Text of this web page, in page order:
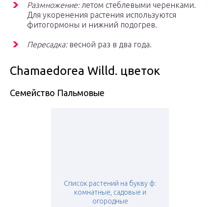
Размножение: летом стеблевыми черенками.
Для укоренения растения используются
фитогормоны и нижний подогрев.
Пересадка: весной раз в два года.
Chamaedorea Willd. цветок
Семейство Пальмовые
Список растений на букву ф:
комнатные, садовые и
огородные